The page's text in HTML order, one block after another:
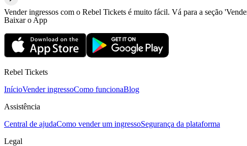
Vender ingressos com o Rebel Tickets é muito fácil. Vá para a seção
Baixar o App
Rebel Tickets
InícioVender ingressoComo funcionaBlog
Assistência
Central de ajudaComo vender um ingressoSegurança da plataforma
Legal